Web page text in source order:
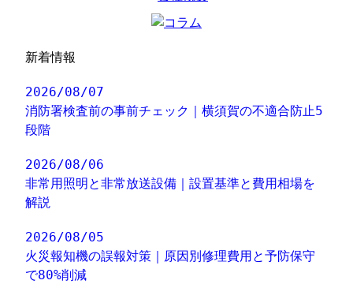
新着情報
2026/08/07
消防署検査前の事前チェック｜横須賀の不適合防止5
段階
2026/08/06
非常用照明と非常放送設備｜設置基準と費用相場を
解説
2026/08/05
火災報知機の誤報対策｜原因別修理費用と予防保守
で80%削減